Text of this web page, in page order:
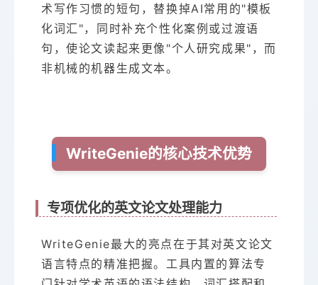
术写作习惯的短句，替换掉AI常用的"模板
化词汇"，同时补充个性化案例或过渡语
句，使论文读起来更像"个人研究成果"，而
非机械的机器生成文本。
WriteGenie的核心技术优势
专项优化的英文论文处理能力
WriteGenie最大的亮点在于其对英文论文
语言特点的精准把握。工具内置的算法专